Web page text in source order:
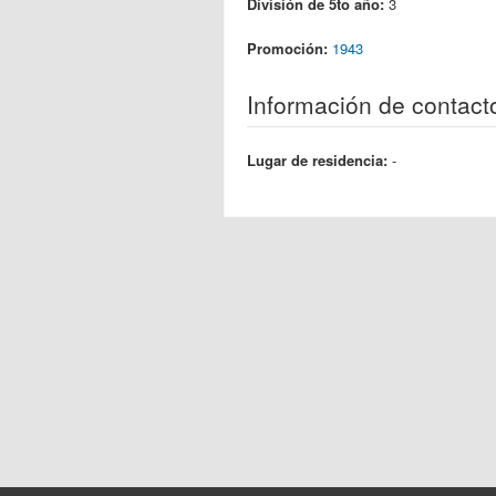
Promoción: 1943
Información de
Lugar de residencia: -